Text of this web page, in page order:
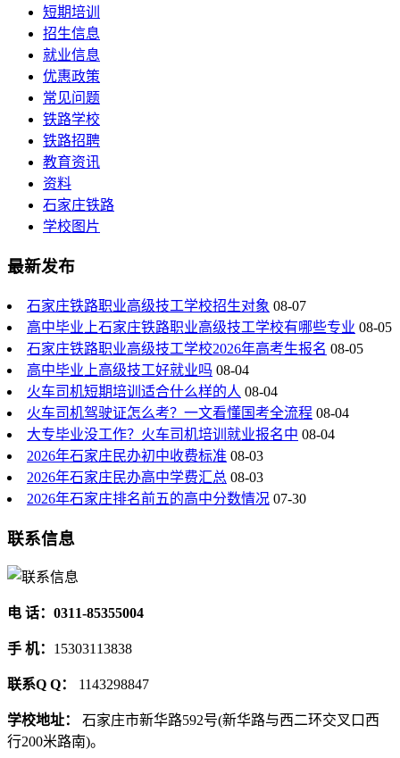
短期培训
招生信息
就业信息
优惠政策
常见问题
铁路学校
铁路招聘
教育资讯
资料
石家庄铁路
学校图片
最新发布
石家庄铁路职业高级技工学校招生对象 08-07
高中毕业上石家庄铁路职业高级技工学校有哪些专业 08-05
石家庄铁路职业高级技工学校2026年高考生报名 08-05
高中毕业上高级技工好就业吗 08-04
火车司机短期培训适合什么样的人 08-04
火车司机驾驶证怎么考？一文看懂国考全流程 08-04
大专毕业没工作？火车司机培训就业报名中 08-04
2026年石家庄民办初中收费标准 08-03
2026年石家庄民办高中学费汇总 08-03
2026年石家庄排名前五的高中分数情况 07-30
联系信息
电 话：0311-85355004
手 机： 15303113838
联系Q Q： 1143298847
学校地址： 石家庄市新华路592号(新华路与西二环交叉口西
行200米路南)。